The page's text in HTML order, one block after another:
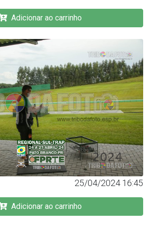
Adicionar ao carrinho
25/04/2024 16:45
Adicionar ao carrinho